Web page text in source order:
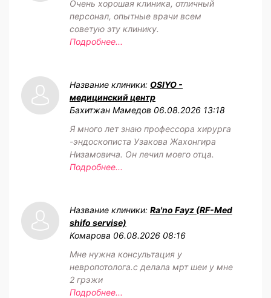
Очень хорошая клиника, отличный
персонал, опытные врачи всем
советую эту клинику.
Подробнее...
Название клиники: OSIYO -
медицинский центр
Бахитжан Мамедов 06.08.2026 13:18
Я много лет знаю профессора хирурга
-эндоскописта Узакова Жахонгира
Низамовича. Он лечил моего отца.
Подробнее...
Название клиники: Ra'no Fayz (RF-Med
shifo servise)
Комарова 06.08.2026 08:16
Мне нужна консультация у
невропотолога.с делала мрт шеи у мне
2 грэжи
Подробнее...